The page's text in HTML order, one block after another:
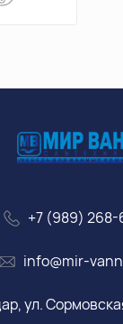
+7 (989) 268-
info@mir-
ул.